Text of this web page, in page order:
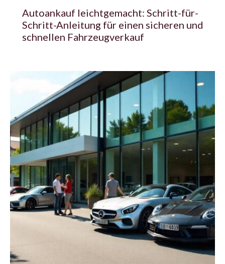
Autoankauf leichtgemacht: Schritt-für-
Schritt-Anleitung für einen sicheren und
schnellen Fahrzeugverkauf